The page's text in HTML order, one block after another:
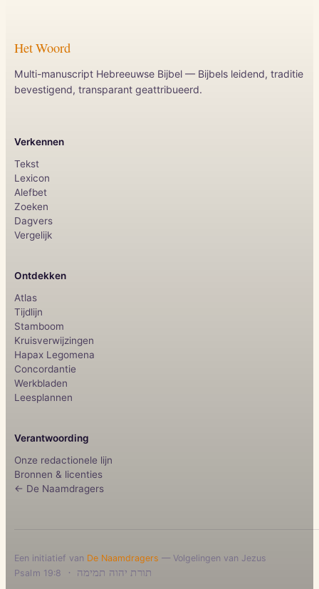
Het Woord
Multi-manuscript Hebreeuwse Bijbel — Bijbels leidend, traditie
bevestigend, transparant geattribueerd.
Verkennen
Tekst
Lexicon
Alefbet
Zoeken
Dagvers
Vergelijk
Ontdekken
Atlas
Tijdlijn
Stamboom
Kruisverwijzingen
Hapax Legomena
Concordantie
Werkbladen
Leesplannen
Verantwoording
Onze redactionele lijn
Bronnen & licenties
← De Naamdragers
Een initiatief van De Naamdragers — Volgelingen van Jezus
תורת יהוה תמימה ·
Psalm 19:8